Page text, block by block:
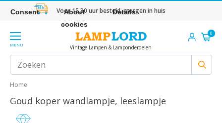
Voor 15.30 uur besteld, morgen in huis
MENU Vintage Lampen & Lamponderdelen
0
Home
Goud koper wandlampje, leeslampje
Consent
About
cookies
Details